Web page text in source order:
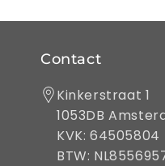
Contact
Kinkerstraat 1
1053DB
KVK: 64505804
BTW: